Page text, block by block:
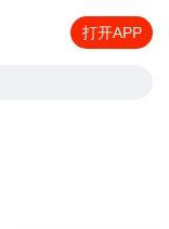
打开APP